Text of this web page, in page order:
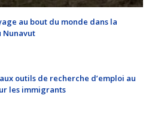
au bout du monde dans la
Nunavut
outils de recherche d’emploi au
les immigrants